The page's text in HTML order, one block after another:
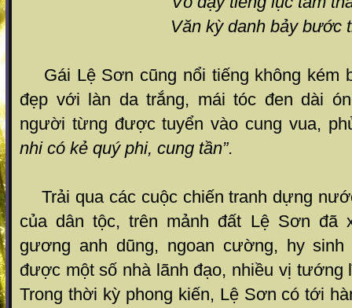
Văn kỳ danh bảy bước
Gái Lệ Sơn cũng nổi tiếng không kém
đẹp với làn da trắng, mái tóc đen dài
người từng được tuyển vào cung vua,
nhi có kẻ quý phi, cung tần”.
Trải qua các cuộc chiến tranh dựng
của dân tộc, trên mảnh đất Lệ Sơn đã
gương anh dũng, ngoan cường, hy
được một số nhà lãnh đạo, nhiều vị tướng
Trong thời kỳ phong kiến, Lệ Sơn có tới